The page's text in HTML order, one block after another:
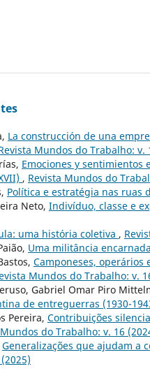
La construcción de una
Mundos do Trabalho: v.
Emociones y sentimientos
, Revista Mundos do
Política e estratégia nas ruas
Neto, Indivíduo, classe e
uma história coletiva ,
Uma militância
Camponeses, operários
Mundos do Trabalho: v.
Gabriel Omar Piro
de entreguerras (1930-
Pereira, Contribuições
do Trabalho: v. 16
Generalizações que ajudam a